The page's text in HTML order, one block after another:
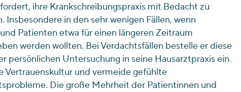
ihre Krankschreibungspraxis mit Bedacht zu
Insbesondere in den sehr wenigen Fällen, wenn
Patienten etwa für einen längeren Zeitraum
werden wollten. Bei Verdachtsfällen bestelle er diese
persönlichen Untersuchung in seine Hausarztpraxis ein.
Vertrauenskultur und vermeide gefühlte
Die große Mehrheit der Patientinnen und